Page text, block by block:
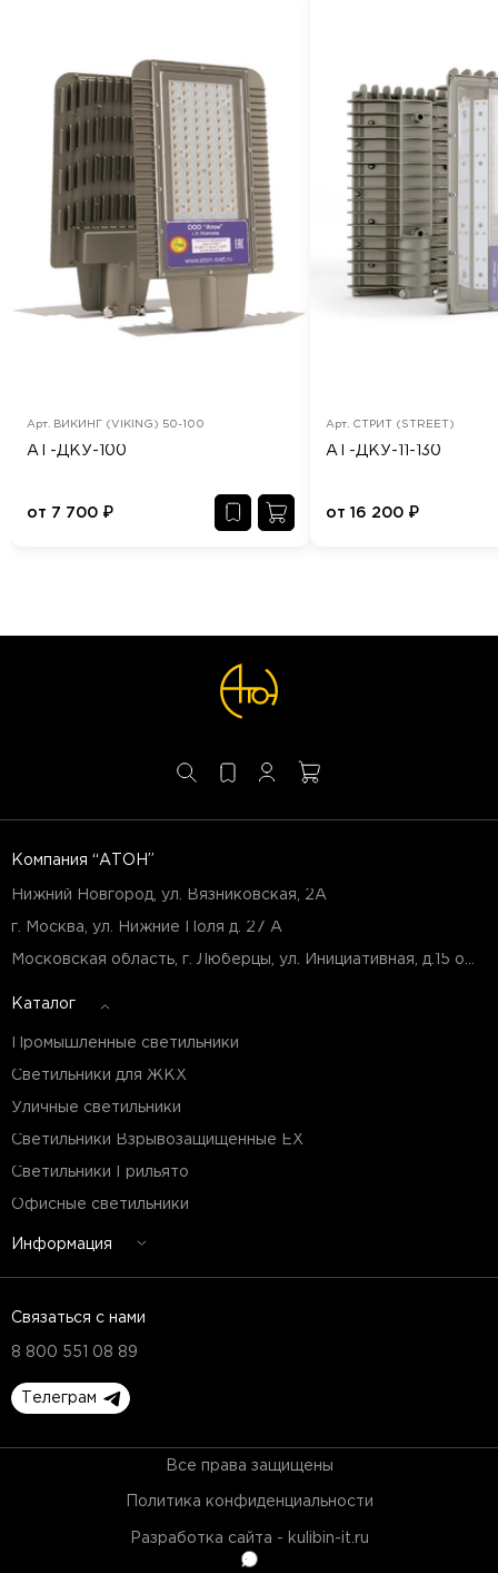
Арт. ВИКИНГ (VIKING) 50-100
АТ-ДКУ-100
от 7 700 ₽
Арт. СТРИТ (STREET)
АТ-ДКУ-11-130
от 16 200 ₽
Компания “АТОН”
Нижний Новгород, ул. Вязниковская, 2А
г. Москва, ул. Нижние Поля д. 27 А
Каталог
Промышленные светильники
Светильники для ЖКХ
Уличные светильники
Светильники Взрывозащищенные EX
Светильники Грильято
Офисные светильники
Информация
Связаться с нами
8 800 551 08 89
Телеграм
Все права защищены
Политика конфиденциальности
Разработка сайта - kulibin-it.ru